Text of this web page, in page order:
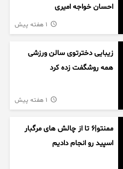
احسان خواجه امیری
زیبایی دخترتوی سالن ورزشی
همه روشگفت زده کرد
ممنتو|۶ تا از چالش های مرگبار
اسپید رو انجام دادیم